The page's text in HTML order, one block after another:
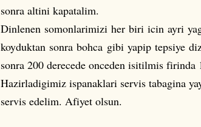
sonra altini kapatalim.
Dinlenen somonlarimizi her biri icin ayri
koyduktan sonra bohca gibi yapip tepsiye
sonra 200 derecede onceden isitilmis
Hazirladigimiz ispanaklari servis tabagina
servis edelim. Afiyet olsun.